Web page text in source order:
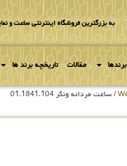
به بزرگترین فروشگاه اینترنتی ساعت و
برندها مقالات تاریخچه برند ها
/ ساعت مردانه ونگر 01.1841.104